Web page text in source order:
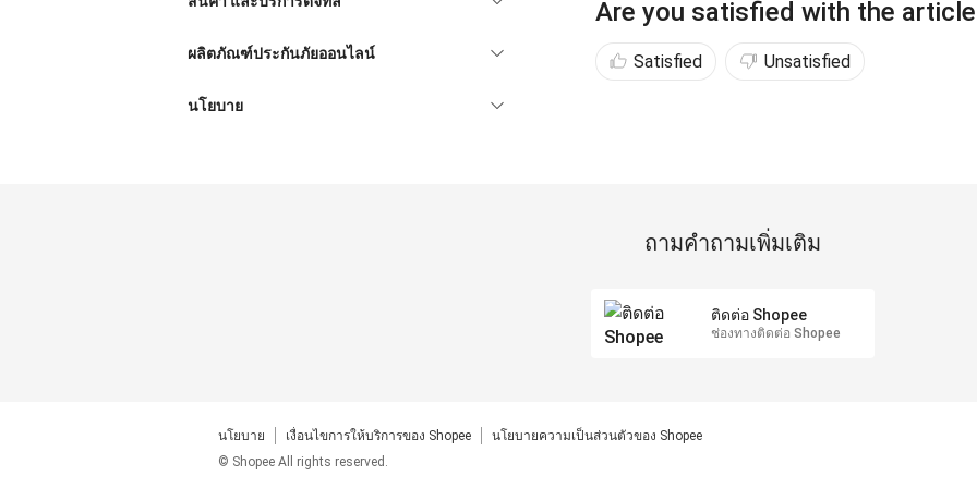
ผลิตภัณฑ์ประกันภัยออนไลน์
นโยบาย
Are you satisfied with the
Satisfied Unsatisfied
ถามคำถามเพิ่มเติม
ติดต่อ Shopee
ช่องทางติดต่อ Shopee
นโยบาย เงื่อนไขการให้บริการของ Shopee
นโยบายความเป็นส่วนตัวของ Shopee
© Shopee All rights reserved.